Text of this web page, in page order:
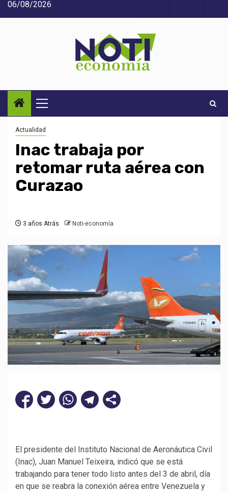
Saltar
al
06/08/2026
Noti-
economía
Menú
principal
Actualidad
Inac trabaja por
retomar ruta aérea con
Curazao
3 años Atrás Noti-economía
El presidente del Instituto Nacional de Aeronáutica Civil
(Inac), Juan Manuel Teixeira, indicó que se está
trabajando para tener todo listo antes del 3 de abril, día
en que se reabra la conexión aérea entre Venezuela y